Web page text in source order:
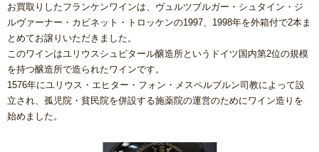
お買取りしたフランケンワインは、ヴュルツブルガー・シュタイン・ジ
ルヴァーナー・カビネット・トロッケンの1997、1998年を外箱付で2本ま
とめてお譲りいただきました。
このワインはユリウスシュピタール醸造所というドイツ国内第2位の規模
を持つ醸造所で造られたワインです。
1576年にユリウス・エヒター・フォン・メスペルブルン司教によって設
立され、孤児院・貧民院を併設する施薬院の運営のためにワイン造りを
始めました。